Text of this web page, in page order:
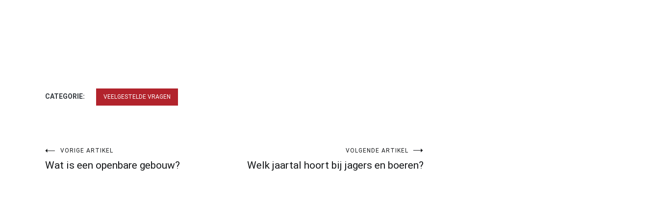
CATEGORIE: VEELGESTELDE VRAGEN
Bericht
navigatie
VORIGE ARTIKEL
Wat is een openbare gebouw?
VOLGENDE ARTIKEL
Welk jaartal hoort bij jagers en boeren?